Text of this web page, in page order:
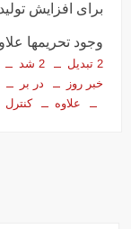
وجود تحریمها
2 تبدیل 2 شد
خبر روز
در بر
علاوه
کنترل